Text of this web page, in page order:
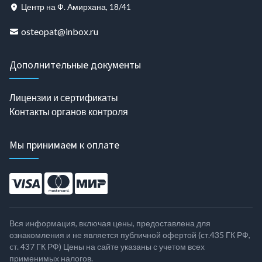
Центр на Ф. Амирхана, 18/41
osteopat@inbox.ru
Дополнительные документы
Лицензии и сертификаты
Контакты органов контроля
Мы принимаем к оплате
Вся информация, включая цены, предоставлена для
ознакомления и не является публичной офертой (ст.435 ГК РФ,
cт. 437 ГК РФ) Цены на сайте указаны с учетом всех
применимых налогов.